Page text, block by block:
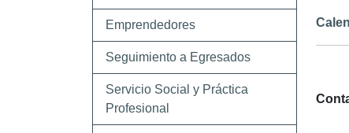
Emprendedores
Seguimiento a Egresados
Servicio Social y Práctica
Profesional